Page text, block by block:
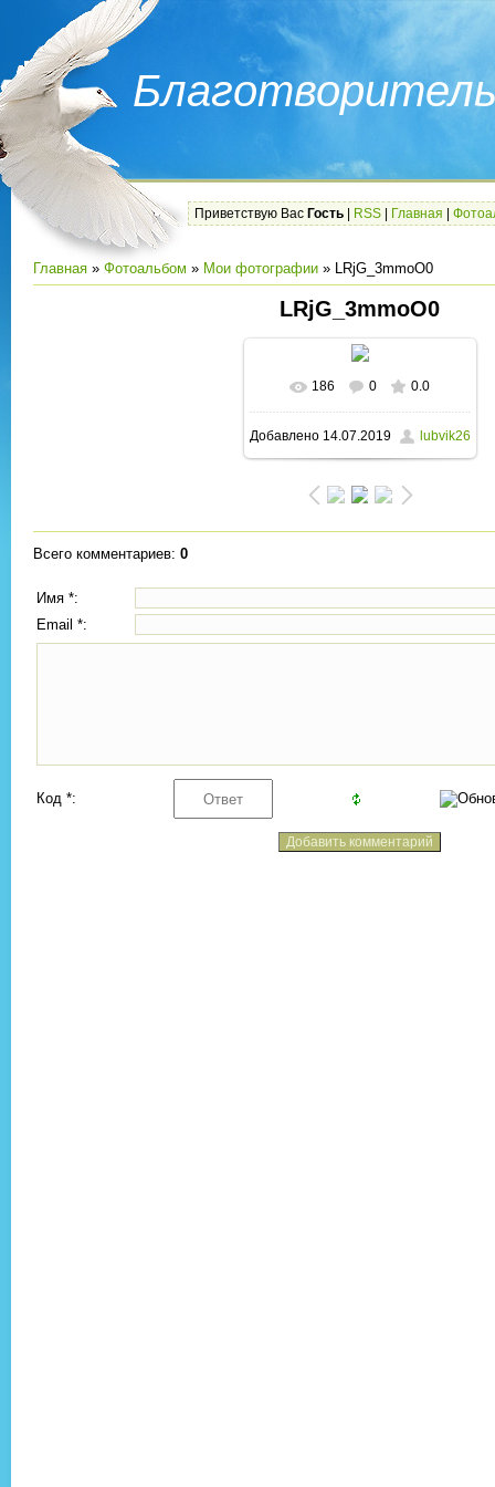
Приветствую Вас Гость RSS Главная
Главная » Фотоальбом » Мои фотографии » LRjG_3mmoO0
LRjG_3mmoO0
В реальном размере
607x1080/ 209.9Kb
186 0 0.0
Добавлено14.07.2019 lubvik26
Всего комментариев: 0
Имя *:
Email *:
Код *: